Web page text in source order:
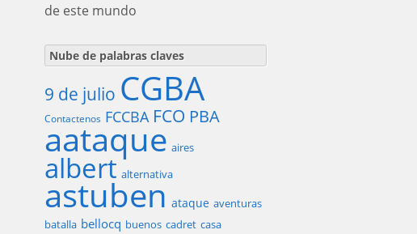
de este mundo
Nube de palabras claves
9 de julio CGBA
Contactenos FCCBA FCO PBA
aataque aires
albert alternativa
astuben ataque aventuras
batalla bellocq buenos cadret casa